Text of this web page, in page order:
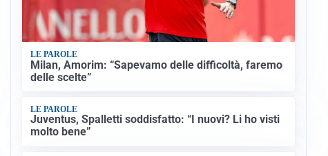
LE PAROLE
Milan, Amorim: “Sapevamo delle difficoltà, faremo
delle scelte”
LE PAROLE
Juventus, Spalletti soddisfatto: “I nuovi? Li ho visti
molto bene”